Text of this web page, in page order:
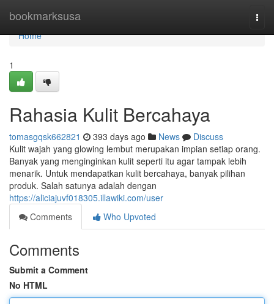
bookmarksusa
Home
Home
1
Rahasia Kulit Bercahaya
tomasgqsk662821 393 days ago News
Discuss
Kulit wajah yang glowing lembut merupakan impian setiap orang.
Banyak yang menginginkan kulit seperti itu agar tampak lebih
menarik. Untuk mendapatkan kulit bercahaya, banyak pilihan
produk. Salah satunya adalah dengan
https://aliciajuvf018305.illawiki.com/user
Comments
Who Upvoted
Comments
Submit a Comment
No HTML